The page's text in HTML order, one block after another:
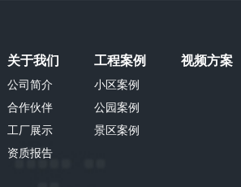
关于我们
公司简介
合作伙伴
工厂展示
资质报告
工程案例
小区案例
公园案例
景区案例
视频方案